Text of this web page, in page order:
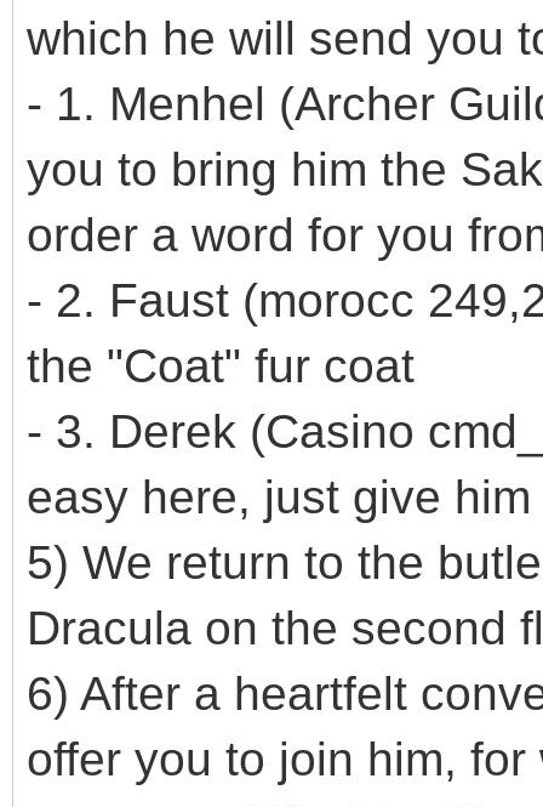
which he will send you
- 1. Menhel (Archer
you to bring him the
order a word for you
- 2. Faust (morocc
the "Coat" fur coat
- 3. Derek (Casino
easy here, just give him
5) We return to the
Dracula on the second
6) After a heartfelt
offer you to join him,